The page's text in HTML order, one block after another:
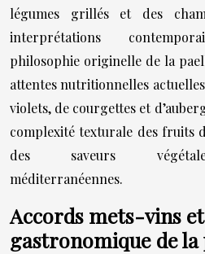
légumes grillés et des
interprétations
philosophie originelle de la
attentes nutritionnelles
violets, de courgettes et
complexité texturale des fruits
des saveurs
méditerranéennes.
Accords mets-vins
gastronomique de